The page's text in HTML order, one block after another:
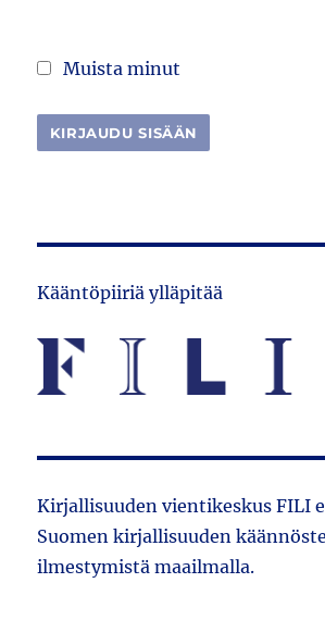
Muista minut
Kääntöpiiriä ylläpitää
Kirjallisuuden vientikeskus FILI
Suomen kirjallisuuden
ilmestymistä maailmalla.